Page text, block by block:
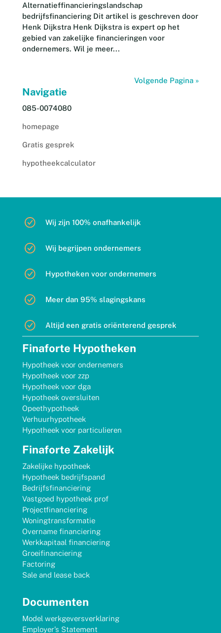
Alternatieffinancieringslandschap
bedrijfsfinanciering Dit artikel is geschreven door
Henk Dijkstra Henk Dijkstra is expert op het
gebied van zakelijke financieringen voor
ondernemers. Wil je meer...
Volgende Pagina »
Navigatie
085-0074080
homepage
Gratis gesprek
hypotheekcalculator
Wij zijn 100% onafhankelijk
Wij begrijpen ondernemers
Hypotheken voor ondernemers
Meer dan 95% slagingskans
Altijd een gratis oriënterend gesprek
Finaforte Hypotheken
Hypotheek voor ondernemers
Hypotheek voor zzp
Hypotheek voor dga
Hypotheek oversluiten
Opeethypotheek
Verhuurhypotheek
Hypotheek voor particulieren
Finaforte Zakelijk
Zakelijke hypotheek
Hypotheek bedrijfspand
Bedrijfsfinanciering
Vastgoed hypotheek prof
Projectfinanciering
Woningtransformatie
Overname financiering
Werkkapitaal financiering
Groeifinanciering
Factoring
Sale and lease back
Documenten
Model werkgeversverklaring
Employer’s Statement